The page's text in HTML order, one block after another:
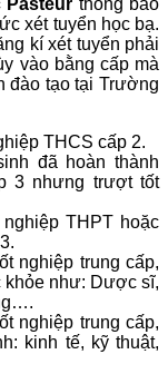
Pasteur thông báo
xét tuyển học bạ.
kí xét tuyển phải
vào bằng cấp mà
đào tạo tại Trường
THCS cấp 2.
đã hoàn thành
3 nhưng trượt tốt
THPT hoặc
nghiệp trung cấp,
khỏe như: Dược sĩ,
nghiệp trung cấp,
kinh tế, kỹ thuật,